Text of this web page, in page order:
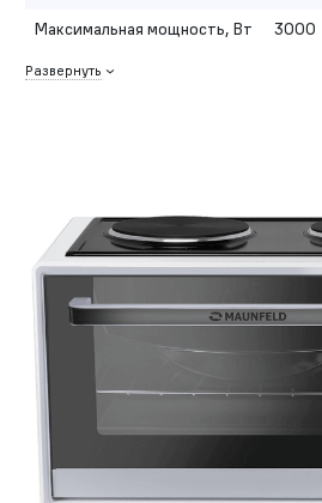
Максимальная мощность, Вт
3000
Развернуть